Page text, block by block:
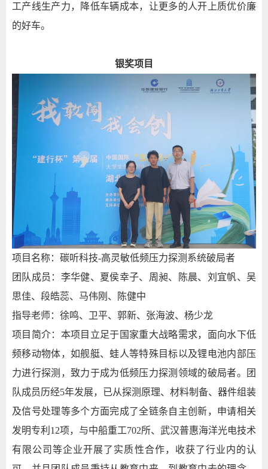
工产线生产力，降低车辆成本，让更多的人开上质优价廉
的好车。
银奖项目
项目名称：碳听科技-高灵敏低频压力探测系统破局者
团队成员：李华健、夏侯幸子、周昶、陈晨、刘宜帆、吴
思佳、段皓蕊、马伟刚、陈健中
指导老师：徐鸣、卫平、郭新、张海波、杨少龙
项目简介：本项目立足于国家重大战略需求，面向水下低
频移动物体，如舰艇、蛙人等特殊目标以及锂电池内部压
力进行探测，致力于成为低频压力探测领域的破局者。团
队成员历经5年发展，已从探测原理、材料制备、器件组装
及信号处理等多个方面完成了全链条自主创新，申请相关
发明专利12项，与中船重工702所、武汉普惠海洋光电技术
有限公司等企业开展了实质性合作，收获了行业内的认